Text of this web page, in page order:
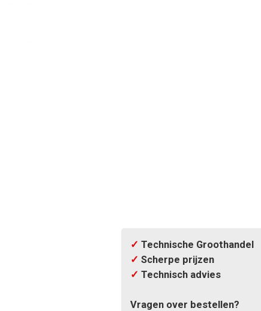
✓ Technische Groothandel
✓ Scherpe prijzen
✓ Technisch advies
Vragen over bestellen?